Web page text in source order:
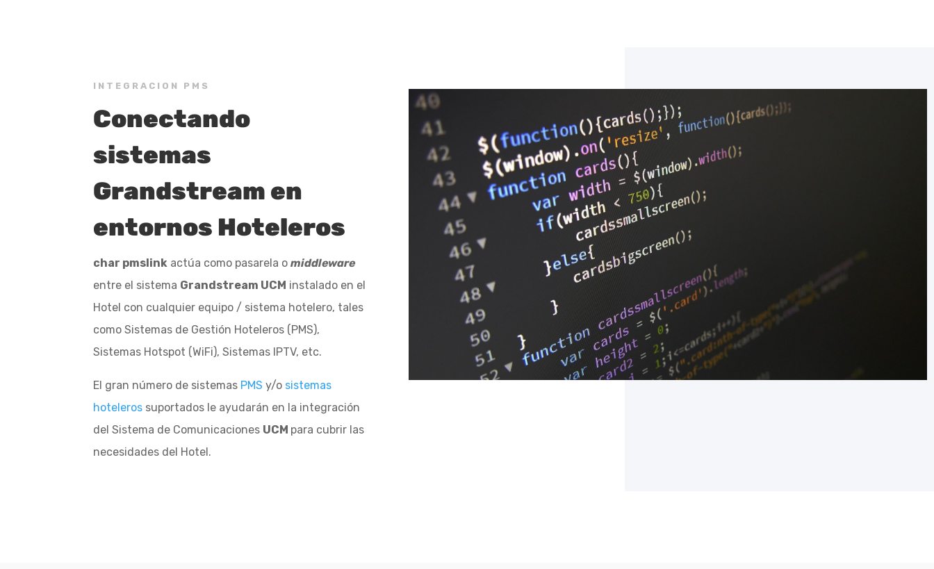
INTEGRACION PMS
Conectando
sistemas
Grandstream en
entornos Hoteleros
char pmslinkactúa como pasarela o middleware
entre el sistema Grandstream UCMinstalado en
el Hotel con cualquier equipo / sistema hotelero,
tales como Sistemas de Gestión Hoteleros (PMS),
Sistemas Hotspot (WiFi), Sistemas IPTV, etc.
El gran número de sistemas PMSy/o sistemas
hotelerossuportados le ayudarán en la integración
del Sistema de Comunicaciones UCM para cubrir las
necesidades del Hotel.